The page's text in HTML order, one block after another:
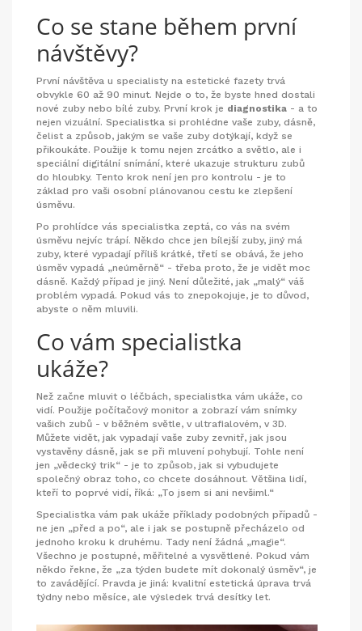
Co se stane během první
návštěvy?
První návštěva u specialisty na estetické fazety trvá
obvykle 60 až 90 minut. Nejde o to, že byste hned dostali
nové zuby nebo bílé zuby. První krok je diagnostika - a to
nejen vizuální. Specialistka si prohlédne vaše zuby, dásně,
čelist a způsob, jakým se vaše zuby dotýkají, když se
přikoukáte. Použije k tomu nejen zrcátko a světlo, ale i
speciální digitální snímání, které ukazuje strukturu zubů
do hloubky. Tento krok není jen pro kontrolu - je to
základ pro vaši osobní plánovanou cestu ke zlepšení
úsměvu.
Po prohlídce vás specialistka zeptá, co vás na svém
úsměvu nejvíc trápí. Někdo chce jen bílejší zuby, jiný má
zuby, které vypadají příliš krátké, třetí se obává, že jeho
úsměv vypadá „neúměrně“ - třeba proto, že je vidět moc
dásně. Každý případ je jiný. Není důležité, jak „malý“ váš
problém vypadá. Pokud vás to znepokojuje, je to důvod,
abyste o něm mluvili.
Co vám specialistka
ukáže?
Než začne mluvit o léčbách, specialistka vám ukáže, co
vidí. Použije počítačový monitor a zobrazí vám snímky
vašich zubů - v běžném světle, v ultrafialovém, v 3D.
Můžete vidět, jak vypadají vaše zuby zevnitř, jak jsou
vystavěny dásně, jak se při mluvení pohybují. Tohle není
jen „vědecký trik“ - je to způsob, jak si vybudujete
společný obraz toho, co chcete dosáhnout. Většina lidí,
kteří to poprvé vidí, říká: „To jsem si ani nevšiml.“
Specialistka vám pak ukáže příklady podobných případů -
ne jen „před a po“, ale i jak se postupně přecházelo od
jednoho kroku k druhému. Tady není žádná „magie“.
Všechno je postupné, měřitelné a vysvětlené. Pokud vám
někdo řekne, že „za týden budete mít dokonalý úsměv“, je
to zavádějící. Pravda je jiná: kvalitní estetická úprava trvá
týdny nebo měsíce, ale výsledek trvá desítky let.